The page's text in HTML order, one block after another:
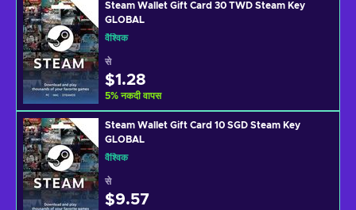
Steam Wallet Gift Card 30 TWD Steam Key
GLOBAL
वैश्विक
से
$1.28
5% नकदी वापस
Steam Wallet Gift Card 10 SGD Steam Key
GLOBAL
वैश्विक
से
$9.57